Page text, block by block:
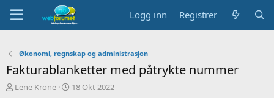
Logg inn Registrer
Økonomi, regnskap og administrasjon
Fakturablanketter med påtrykte nummer
TLene Krone
S18 Okt 2022